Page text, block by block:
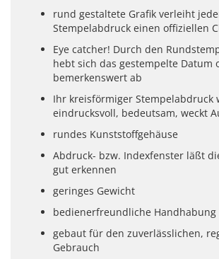
rund gestaltete Grafik verleiht
Stempelabdruck einen offiziellen
Eye catcher! Durch den
hebt sich das gestempelte Datum
bemerkenswert ab
Ihr kreisförmiger Stempelabdruck
eindrucksvoll, bedeutsam, weckt
rundes Kunststoffgehäuse
Abdruck- bzw. Indexfenster läßt
gut erkennen
geringes Gewicht
bedienerfreundliche Handhabung
gebaut für den zuverlässlichen,
Gebrauch